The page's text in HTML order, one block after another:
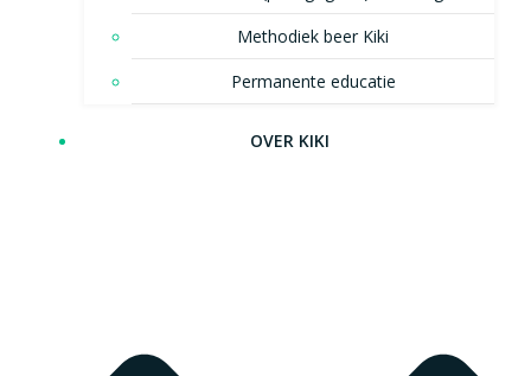
Methodiek beer Kiki
Permanente educatie
OVER KIKI